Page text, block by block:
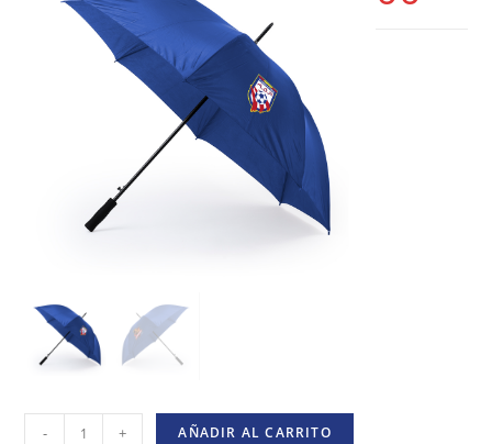
- + AÑADIR AL CARRITO